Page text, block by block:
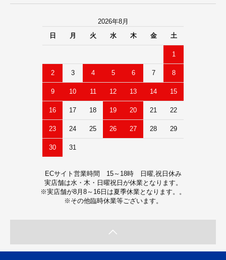
2026年8月
日
月 火 水 木 金 土
1
2 3 4 5 6 7 8
9 10 11 12 13 14 15
16 17 18 19 20 21 22
23 24 25 26 27 28 29
30 31
ECサイト営業時間 15～18時 日曜,祝日休み
実店舗は水・木・日曜祝日が休業となります。
※実店舗が8月8～16日は夏季休業となります。。
※その他臨時休業等ございます。